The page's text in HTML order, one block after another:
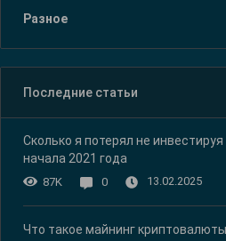
Разное
Последние статьи
Сколько я потерял не
начала 2021 года
87K 0 13.02.2025
Что такое майнинг